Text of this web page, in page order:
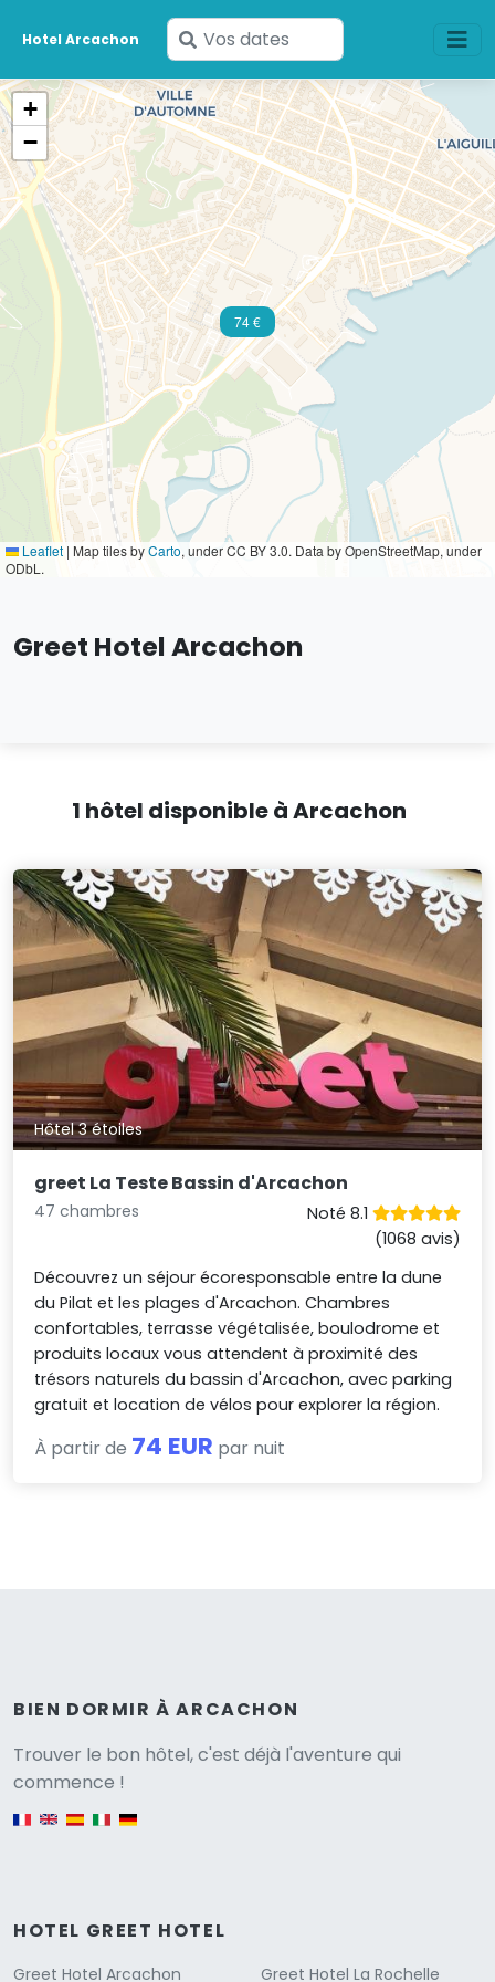
Hotel Arcachon
Saisissez
vos
dates
74 €
+
−
Leaflet | Map tiles byCarto, under CC BY 3.0. Data by OpenStreetMap, under
ODbL.
Greet Hotel Arcachon
1 hôtel disponible à Arcachon
Hôtel 3 étoiles
greet La Teste Bassin d'Arcachon
47 chambres
Noté 8.1
(1068 avis)
Découvrez un séjour écoresponsable entre la dune
du Pilat et les plages d'Arcachon. Chambres
confortables, terrasse végétalisée, boulodrome et
produits locaux vous attendent à proximité des
trésors naturels du bassin d'Arcachon, avec parking
gratuit et location de vélos pour explorer la région.
À partir de 74 EUR par nuit
BIEN DORMIR À ARCACHON
Trouver le bon hôtel, c'est déjà l'aventure qui
commence !
HOTEL GREET HOTEL
Greet Hotel Arcachon Greet Hotel La Rochelle